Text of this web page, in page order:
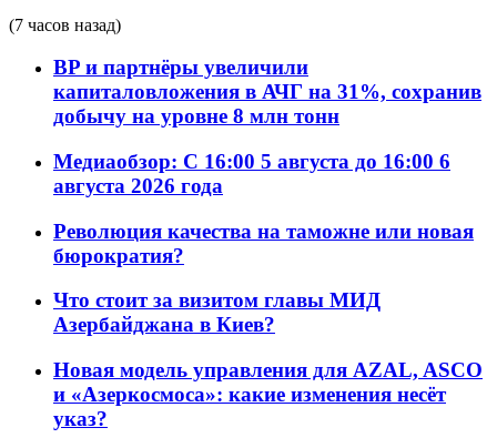
(7 часов назад)
BP и партнёры увеличили
капиталовложения в АЧГ на 31%, сохранив
добычу на уровне 8 млн тонн
Медиаобзор: С 16:00 5 августа до 16:00 6
августа 2026 года
Революция качества на таможне или новая
бюрократия?
Что стоит за визитом главы МИД
Азербайджана в Киев?
Новая модель управления для AZAL, ASCO
и «Азеркосмоса»: какие изменения несёт
указ?